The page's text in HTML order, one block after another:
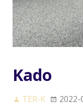
Kado
TER-K 2022-